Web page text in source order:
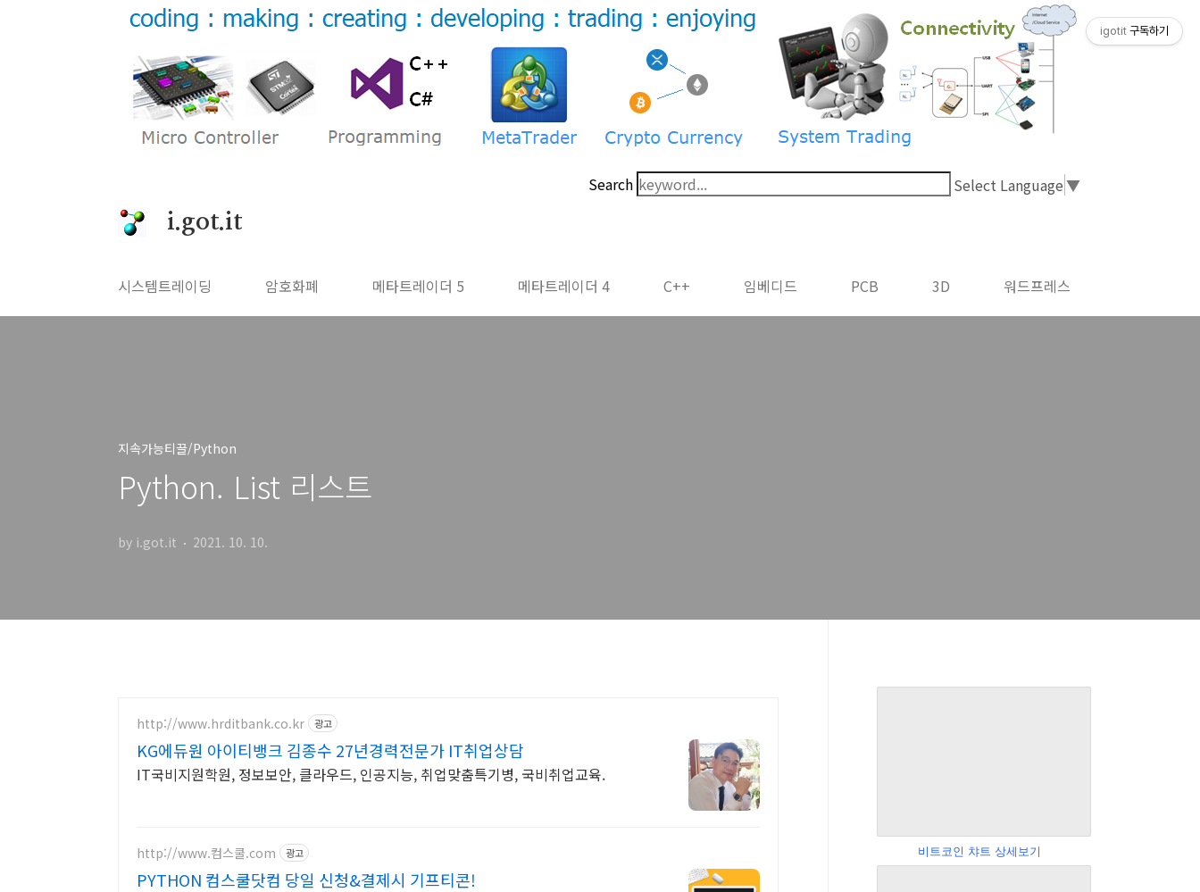
Search Select Language▼
i.got.it
시스템트레이딩 암호화폐 메타트레이더 5 메타트레이더 4 C++ 임베디드 PCB 3D 워드프레스
지속가능티끌/Python
Python. List 리스트
by i.got.it 2021. 10. 10.
http://www.hrditbank.co.kr 광고
KG에듀원 아이티뱅크 김종수 27년경력전문가 IT취업상담
IT국비지원학원, 정보보안, 클라우드, 인공지능, 취업맞춤특기병, 국비취업교육.
http://www.컴스쿨.com 광고
PYTHON 컴스쿨닷컴 당일 신청&결제시 기프티콘!
비트코인 챠트 상세보기
igotit 구독하기